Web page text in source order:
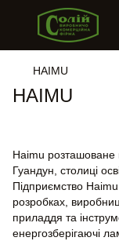
HAIMU
HAIMU
Haimu розташоване
Гуандун, столиці
Підприємство Haimu
розробках,
приладдя та
енергозберігаючі